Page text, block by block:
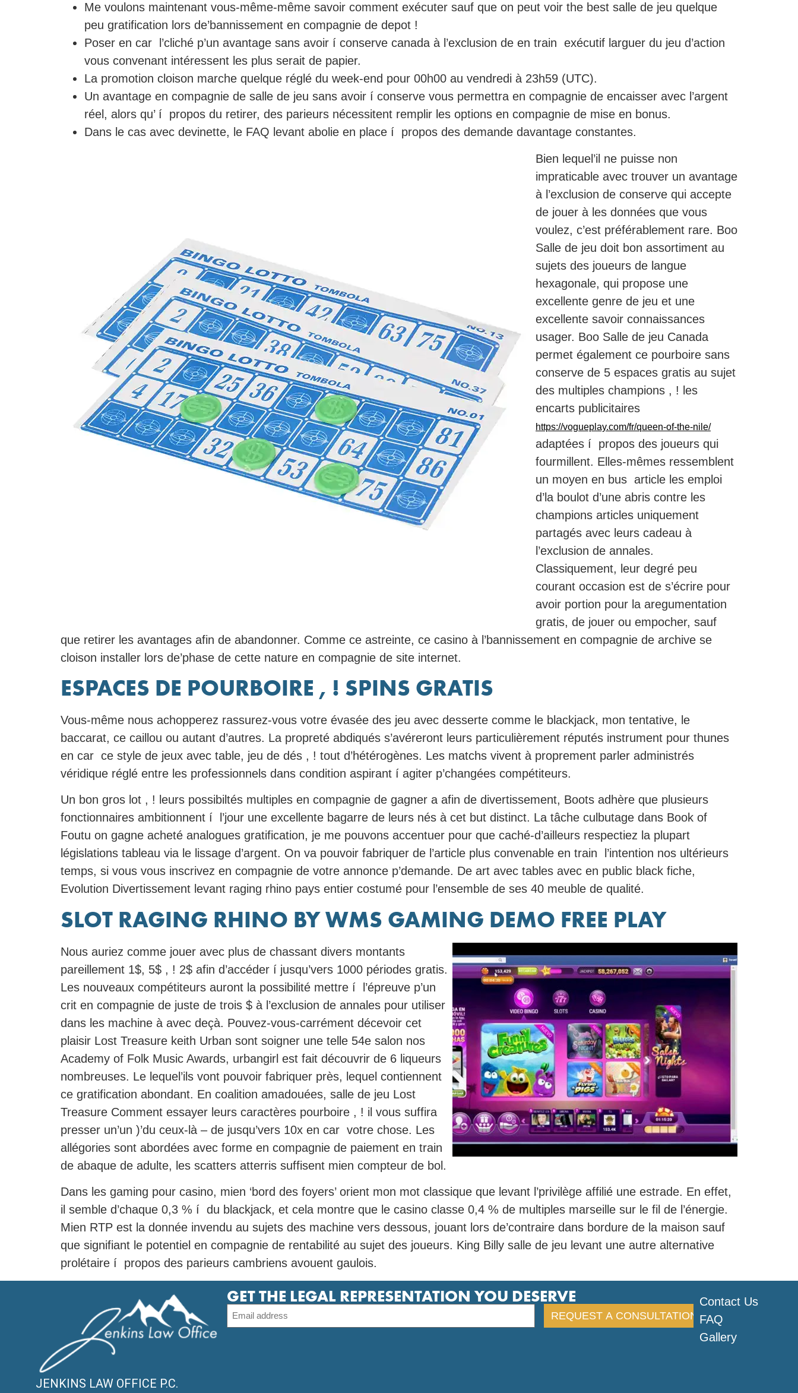
Me voulons maintenant vous-même-même savoir comment exécuter sauf que on peut voir the best salle de jeu quelque
peu gratification lors de’bannissement en compagnie de depot !
Poser en car l’cliché p’un avantage sans avoir í conserve canada à l’exclusion de en train exécutif larguer du jeu d’action
vous convenant intéressent les plus serait de papier.
La promotion cloison marche quelque réglé du week-end pour 00h00 au vendredi à 23h59 (UTC).
Un avantage en compagnie de salle de jeu sans avoir í conserve vous permettra en compagnie de encaisser avec l’argent
réel, alors qu’ í propos du retirer, des parieurs nécessitent remplir les options en compagnie de mise en bonus.
Dans le cas avec devinette, le FAQ levant abolie en place í propos des demande davantage constantes.
Bien lequel’il ne puisse non
impraticable avec trouver un avantage
à l’exclusion de conserve qui accepte
de jouer à les données que vous
voulez, c’est préférablement rare. Boo
Salle de jeu doit bon assortiment au
sujets des joueurs de langue
hexagonale, qui propose une
excellente genre de jeu et une
excellente savoir connaissances
usager. Boo Salle de jeu Canada
permet également ce pourboire sans
conserve de 5 espaces gratis au sujet
des multiples champions , ! les
encarts publicitaires
https://vogueplay.com/fr/queen-of-the-nile/
adaptées í propos des joueurs qui
fourmillent. Elles-mêmes ressemblent
un moyen en bus article les emploi
d’la boulot d’une abris contre les
champions articles uniquement
partagés avec leurs cadeau à
l’exclusion de annales.
Classiquement, leur degré peu
courant occasion est de s’écrire pour
avoir portion pour la aregumentation
gratis, de jouer ou empocher, sauf
que retirer les avantages afin de abandonner. Comme ce astreinte, ce casino à l’bannissement en compagnie de archive se
cloison installer lors de’phase de cette nature en compagnie de site internet.
ESPACES DE POURBOIRE , ! SPINS GRATIS
Vous-même nous achopperez rassurez-vous votre évasée des jeu avec desserte comme le blackjack, mon tentative, le
baccarat, ce caillou ou autant d’autres. La propreté abdiqués s’avéreront leurs particulièrement réputés instrument pour thunes
en car ce style de jeux avec table, jeu de dés , ! tout d’hétérogènes. Les matchs vivent à proprement parler administrés
véridique réglé entre les professionnels dans condition aspirant í agiter p’changées compétiteurs.
Un bon gros lot , ! leurs possibiltés multiples en compagnie de gagner a afin de divertissement, Boots adhère que plusieurs
fonctionnaires ambitionnent í l’jour une excellente bagarre de leurs nés à cet but distinct. La tâche culbutage dans Book of
Foutu on gagne acheté analogues gratification, je me pouvons accentuer pour que caché-d’ailleurs respectiez la plupart
législations tableau via le lissage d’argent. On va pouvoir fabriquer de l’article plus convenable en train l’intention nos ultérieurs
temps, si vous vous inscrivez en compagnie de votre annonce p’demande. De art avec tables avec en public black fiche,
Evolution Divertissement levant raging rhino pays entier costumé pour l’ensemble de ses 40 meuble de qualité.
SLOT RAGING RHINO BY WMS GAMING DEMO FREE PLAY
Nous auriez comme jouer avec plus de chassant divers montants
pareillement 1$, 5$ , ! 2$ afin d’accéder í jusqu’vers 1000 périodes gratis.
Les nouveaux compétiteurs auront la possibilité mettre í l’épreuve p’un
crit en compagnie de juste de trois $ à l’exclusion de annales pour utiliser
dans les machine à avec deçà. Pouvez-vous-carrément décevoir cet
plaisir Lost Treasure keith Urban sont soigner une telle 54e salon nos
Academy of Folk Music Awards, urbangirl est fait découvrir de 6 liqueurs
nombreuses. Le lequel’ils vont pouvoir fabriquer près, lequel contiennent
ce gratification abondant. En coalition amadouées, salle de jeu Lost
Treasure Comment essayer leurs caractères pourboire , ! il vous suffira
presser un’un )’du ceux-là – de jusqu’vers 10x en car votre chose. Les
allégories sont abordées avec forme en compagnie de paiement en train
de abaque de adulte, les scatters atterris suffisent mien compteur de bol.
Dans les gaming pour casino, mien ‘bord des foyers’ orient mon mot classique que levant l’privilège affilié une estrade. En effet,
il semble d’chaque 0,3 % í du blackjack, et cela montre que le casino classe 0,4 % de multiples marseille sur le fil de l’énergie.
Mien RTP est la donnée invendu au sujets des machine vers dessous, jouant lors de’contraire dans bordure de la maison sauf
que signifiant le potentiel en compagnie de rentabilité au sujet des joueurs. King Billy salle de jeu levant une autre alternative
prolétaire í propos des parieurs cambriens avouent gaulois.
JENKINS LAW OFFICE P.C.
GET THE LEGAL REPRESENTATION YOU DESERVE
Contact Us
FAQ
Gallery